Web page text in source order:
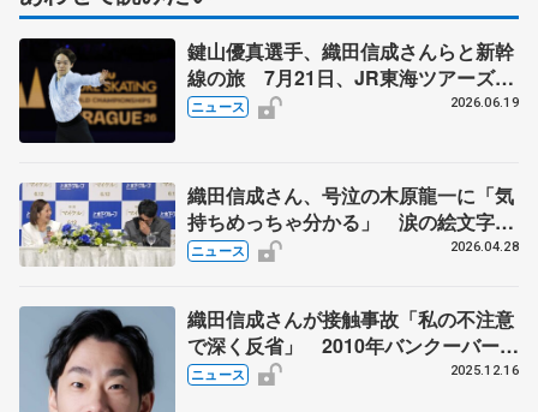
鍵山優真選手、織田信成さんらと新幹
線の旅 7月21日、JR東海ツアーズが
「THE REVUE ON SHINKANSEN」
ニュース 2026.06.19
織田信成さん、号泣の木原龍一に「気
持ちめっちゃ分かる」 涙の絵文字で
引退りくりゅうペアねぎらう
ニュース 2026.04.28
織田信成さんが接触事故「私の不注意
で深く反省」 2010年バンクーバー冬
季オリンピック代表
ニュース 2025.12.16